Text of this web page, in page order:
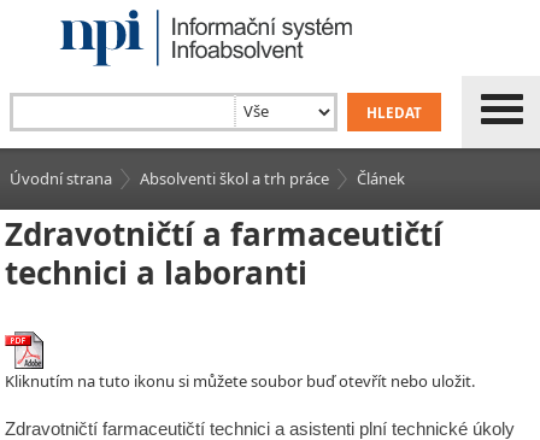
Úvodní strana Absolventi škol a trh práce Článek
Zdravotničtí a farmaceutičtí
technici a laboranti
Kliknutím na tuto ikonu si můžete soubor buď otevřít nebo uložit.
Zdravotničtí farmaceutičtí technici a asistenti plní technické úkoly